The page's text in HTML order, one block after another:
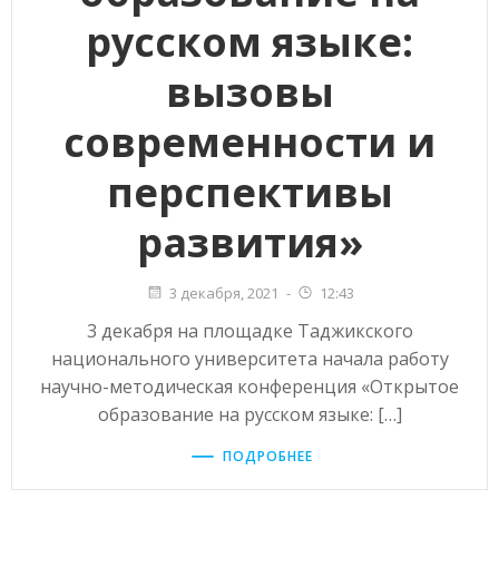
русском языке:
вызовы
современности и
перспективы
развития»
3 декабря, 2021 - 12:43
3 декабря на площадке Таджикского
национального университета начала работу
научно-методическая конференция «Открытое
образование на русском языке: […]
ПОДРОБНЕЕ